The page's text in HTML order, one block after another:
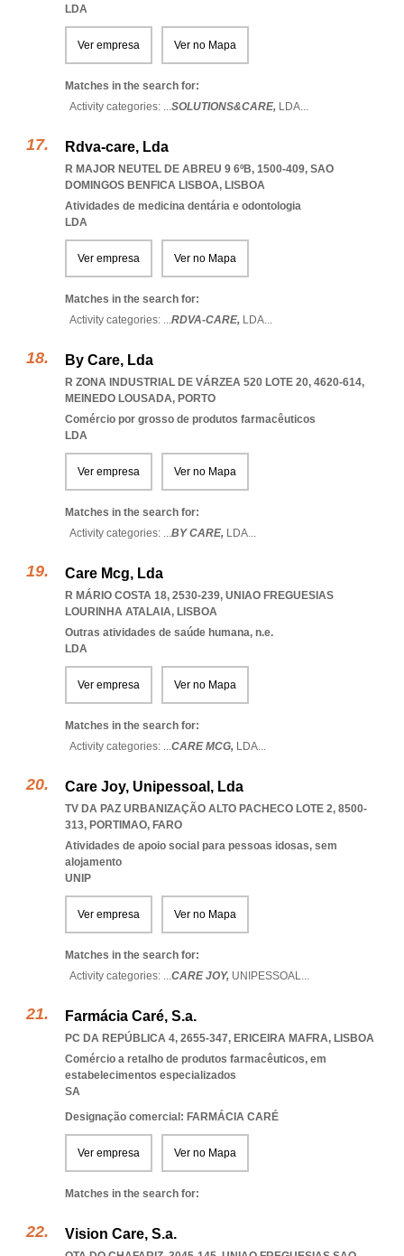
LDA
Ver empresa Ver no Mapa
Matches in the search for:
Activity categories: ...SOLUTIONS&CARE, LDA...
Rdva-care, Lda
R MAJOR NEUTEL DE ABREU 9 6ºB, 1500-409, SAO
DOMINGOS BENFICA LISBOA, LISBOA
Atividades de medicina dentária e odontologia
LDA
Ver empresa Ver no Mapa
Matches in the search for:
Activity categories: ...RDVA-CARE, LDA...
By Care, Lda
R ZONA INDUSTRIAL DE VÁRZEA 520 LOTE 20, 4620-614,
MEINEDO LOUSADA, PORTO
Comércio por grosso de produtos farmacêuticos
LDA
Ver empresa Ver no Mapa
Matches in the search for:
Activity categories: ...BY CARE, LDA...
Care Mcg, Lda
R MÁRIO COSTA 18, 2530-239, UNIAO FREGUESIAS
LOURINHA ATALAIA, LISBOA
Outras atividades de saúde humana, n.e.
LDA
Ver empresa Ver no Mapa
Matches in the search for:
Activity categories: ...CARE MCG, LDA...
Care Joy, Unipessoal, Lda
TV DA PAZ URBANIZAÇÃO ALTO PACHECO LOTE 2, 8500-
313, PORTIMAO, FARO
Atividades de apoio social para pessoas idosas, sem
alojamento
UNIP
Ver empresa Ver no Mapa
Matches in the search for:
Activity categories: ...CARE JOY, UNIPESSOAL...
Farmácia Caré, S.a.
PC DA REPÚBLICA 4, 2655-347, ERICEIRA MAFRA, LISBOA
Comércio a retalho de produtos farmacêuticos, em
estabelecimentos especializados
SA
Designação comercial: FARMÁCIA CARÉ
Ver empresa Ver no Mapa
Matches in the search for:
Vision Care, S.a.